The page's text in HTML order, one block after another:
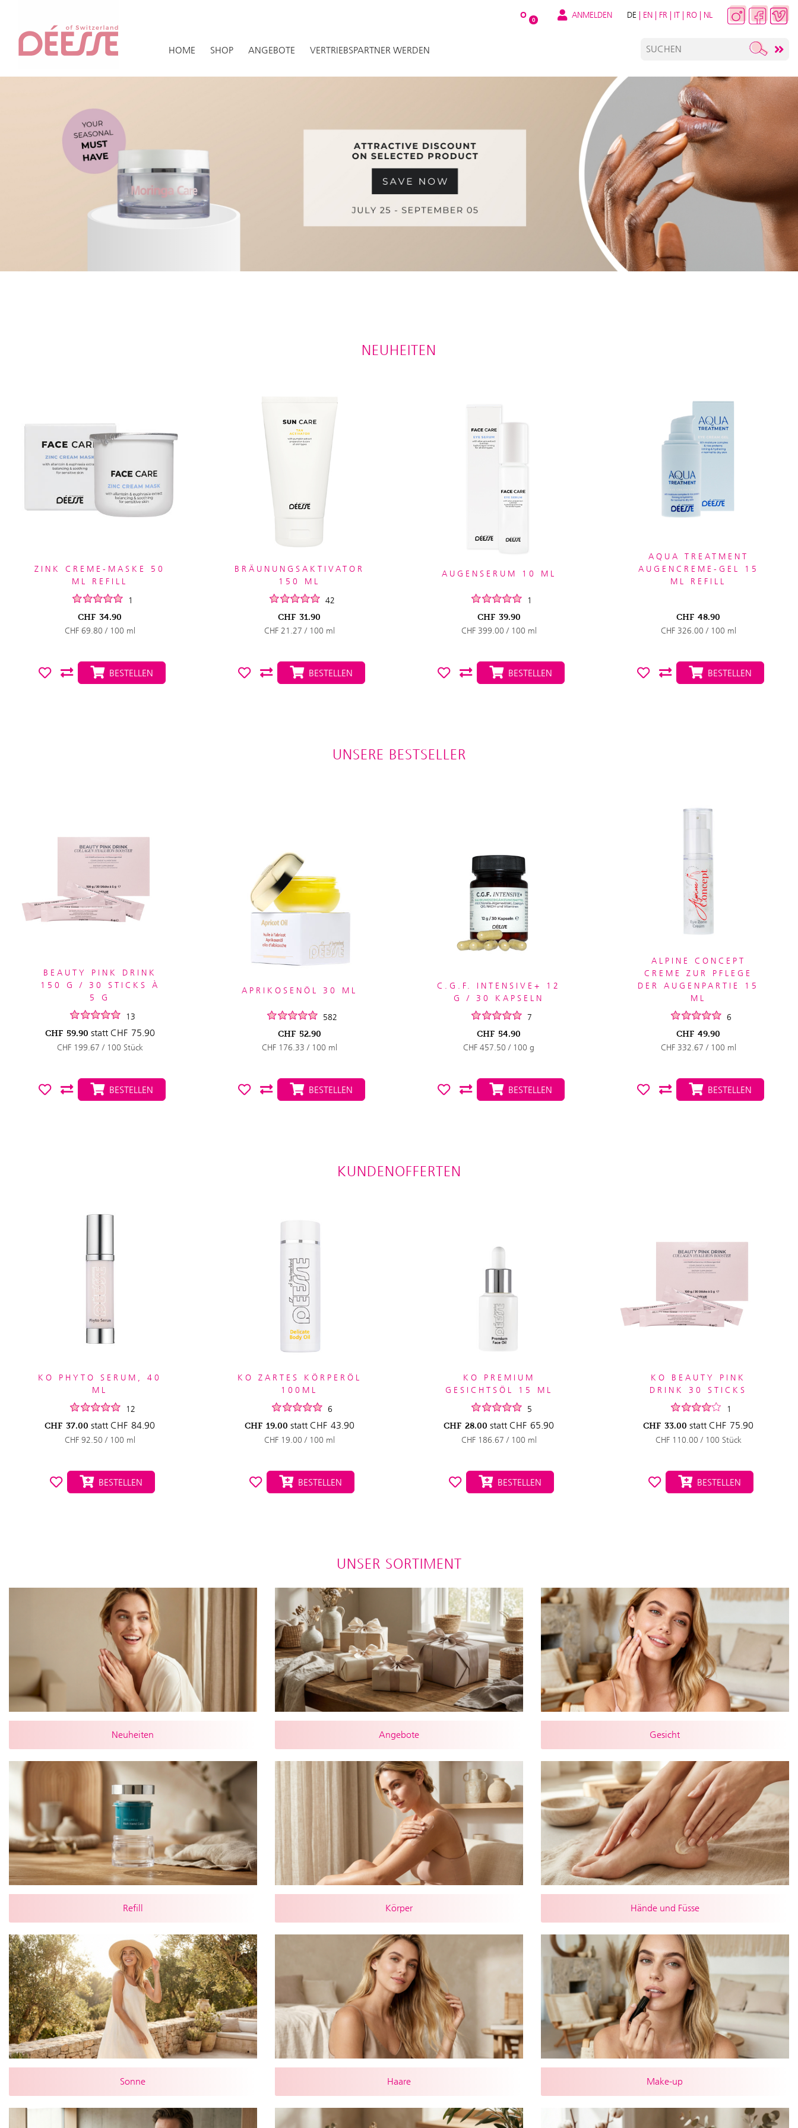
O 0 ANMELDEN DE | EN | FR | IT | RO | NL
HOME SHOP ANGEBOTE VERTRIEBSPARTNER WERDEN
NEUHEITEN
ZINK CREME-MASKE 50
ML REFILL
1
CHF 34.90
CHF 69.80 / 100 ml
BESTELLEN
BRÄUNUNGSAKTIVATOR
150 ML
42
CHF 31.90
CHF 21.27 / 100 ml
BESTELLEN
AUGENSERUM 10 ML
1
CHF 39.90
CHF 399.00 / 100 ml
BESTELLEN
AQUA TREATMENT
AUGENCREME-GEL 15
ML REFILL
CHF 48.90
CHF 326.00 / 100 ml
BESTELLEN
UNSERE BESTSELLER
BEAUTY PINK DRINK
150 G / 30 STICKS À
5 G
13
CHF 59.90 statt CHF 75.90
CHF 199.67 / 100 Stück
BESTELLEN
APRIKOSENÖL 30 ML
582
CHF 52.90
CHF 176.33 / 100 ml
BESTELLEN
C.G.F. INTENSIVE+ 12
G / 30 KAPSELN
7
CHF 54.90
CHF 457.50 / 100 g
BESTELLEN
ALPINE CONCEPT
CREME ZUR PFLEGE
DER AUGENPARTIE 15
ML
6
CHF 49.90
CHF 332.67 / 100 ml
BESTELLEN
KUNDENOFFERTEN
KO PHYTO SERUM, 40
ML
12
CHF 37.00 statt CHF 84.90
CHF 92.50 / 100 ml
BESTELLEN
KO ZARTES KÖRPERÖL
100ML
6
CHF 19.00 statt CHF 43.90
CHF 19.00 / 100 ml
BESTELLEN
KO PREMIUM
GESICHTSÖL 15 ML
5
CHF 28.00 statt CHF 65.90
CHF 186.67 / 100 ml
BESTELLEN
KO BEAUTY PINK
DRINK 30 STICKS
1
CHF 33.00 statt CHF 75.90
CHF 110.00 / 100 Stück
BESTELLEN
UNSER SORTIMENT
Neuheiten Angebote Gesicht
Refill Körper Hände und Füsse
Sonne Haare Make-up